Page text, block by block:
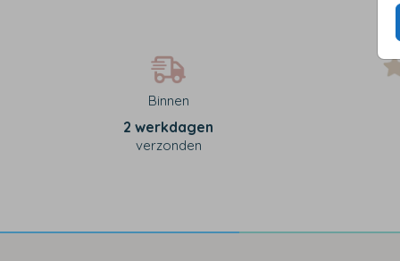
Binnen
2 werkdagen
verzonden